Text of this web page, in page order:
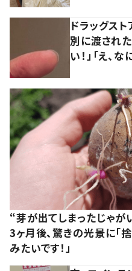
ドラッグス
別に渡され
い！」「え、な
“芽が出てしまったじゃ
3ヶ月後、驚きの光景に「
みたいです！」